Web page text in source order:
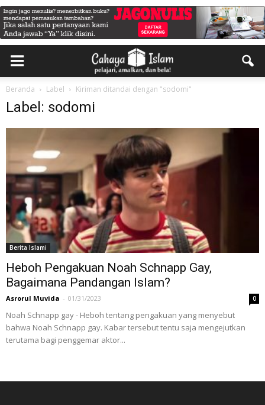
Beranda Label Kiriman ditandai dengan "sodomi"
Label: sodomi
Berita Islami
Heboh Pengakuan Noah Schnapp Gay,
Bagaimana Pandangan Islam?
Asrorul Muvida - 01/31/2023 0
Noah Schnapp gay - Heboh tentang pengakuan yang menyebut
bahwa Noah Schnapp gay. Kabar tersebut tentu saja mengejutkan
terutama bagi penggemar aktor...